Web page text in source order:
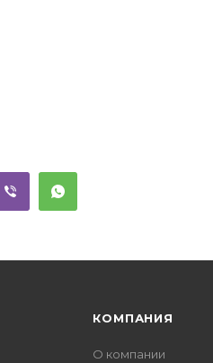
КОМПАНИЯ
О компании